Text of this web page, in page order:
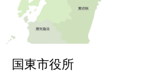
国東市役所